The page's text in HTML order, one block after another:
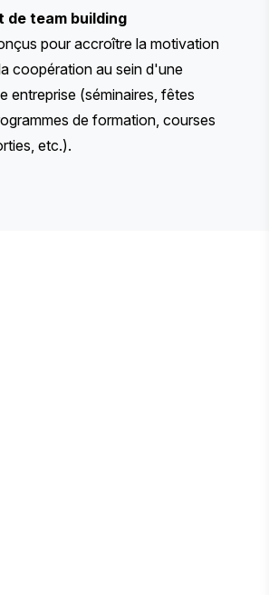
de team building
pour accroître la motivation
coopération au sein d'une
entreprise (séminaires, fêtes
de formation, courses
etc.).